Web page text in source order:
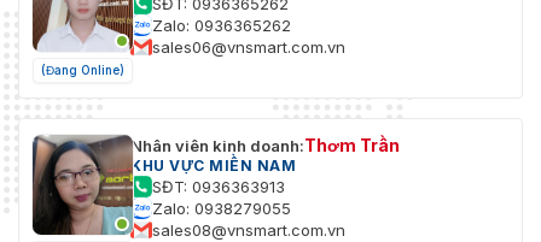
(Đang Online)
Zalo: 0936365262
sales06@vnsmart.com.vn
Nhân viên kinh doanh:Thơm Trần
KHU VỰC MIỀN NAM
SĐT: 0936363913
Zalo: 0938279055
sales08@vnsmart.com.vn